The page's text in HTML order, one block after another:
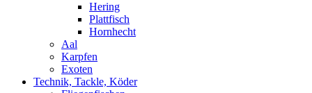
Hering
Plattfisch
Hornhecht
Aal
Karpfen
Exoten
Technik, Tackle, Köder